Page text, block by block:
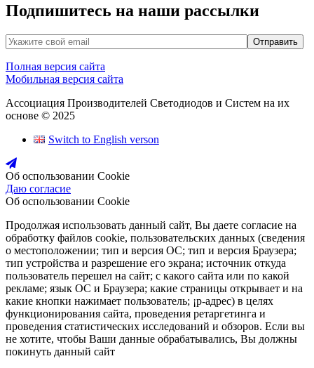
Подпишитесь на наши рассылки
Полная версия сайта
Мобильная версия сайта
Ассоциация Производителей Светодиодов и Систем на их
основе © 2025
Switch to English verson
Об оспользовании Cookie
Даю согласие
Об оспользовании Cookie
Продолжая использовать данный сайт, Вы даете согласие на
обработку файлов cookie, пользовательских данных (сведения
о местоположении; тип и версия ОС; тип и версия Браузера;
тип устройства и разрешение его экрана; источник откуда
пользователь перешел на сайт; с какого сайта или по какой
рекламе; язык ОС и Браузера; какие страницы открывает и на
какие кнопки нажимает пользователь; ¡р-адрес) в целях
функционирования сайта, проведения ретаргетинга и
проведения статистических исследований и обзоров. Если вы
не хотите, чтобы Ваши данные обрабатывались, Вы должны
покинуть данный сайт